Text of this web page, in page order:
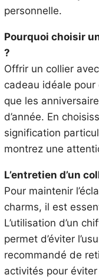
personnelle.
Pourquoi choisir
?
Offrir un collier
cadeau idéale
que les
d’année. En
signification
montrez une
L’entretien d’un
Pour maintenir
charms, il est
L’utilisation d’un
permet d’éviter
recommandé de
activités pour